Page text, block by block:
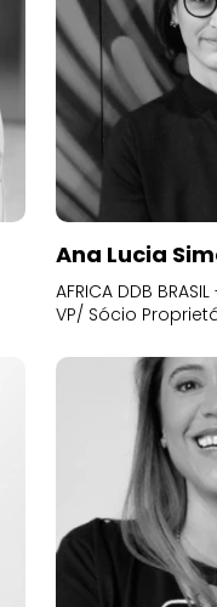
Ana Lucia
AFRICA DDB
VP/ Sócio